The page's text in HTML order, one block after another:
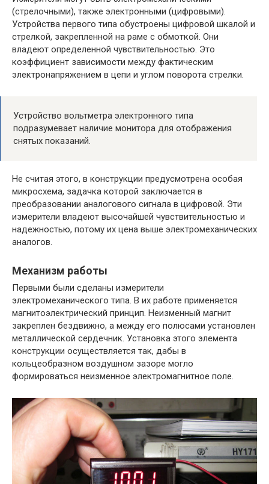
(стрелочными), также электронными (цифровыми).
Устройства первого типа обустроены цифровой шкалой и
стрелкой, закрепленной на раме с обмоткой. Они
владеют определенной чувствительностью. Это
коэффициент зависимости между фактическим
электронапряжением в цепи и углом поворота стрелки.
Устройство вольтметра электронного типа
подразумевает наличие монитора для отображения
снятых показаний.
Не считая этого, в конструкции предусмотрена особая
микросхема, задачка которой заключается в
преобразовании аналогового сигнала в цифровой. Эти
измерители владеют высочайшей чувствительностью и
надежностью, потому их цена выше электромеханических
аналогов.
Механизм работы
Первыми были сделаны измерители
электромеханического типа. В их работе применяется
магнитоэлектрический принцип. Неизменный магнит
закреплен бездвижно, а между его полюсами установлен
металлической сердечник. Установка этого элемента
конструкции осуществляется так, дабы в
кольцеобразном воздушном зазоре могло
формироваться неизменное электромагнитное поле.